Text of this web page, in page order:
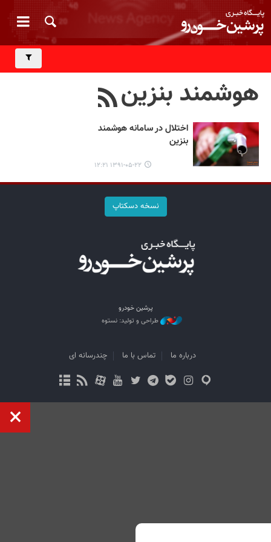
هوشمند بنزین
اختلال در سامانه هوشمند
بنزین
۱۳۹۱-۰۵-۲۲ ۱۲:۲۱
نسخه دسکتاپ
پرشین خودرو
طراحی و تولید: نستوه
درباره ما تماس با ما چندرسانه ای